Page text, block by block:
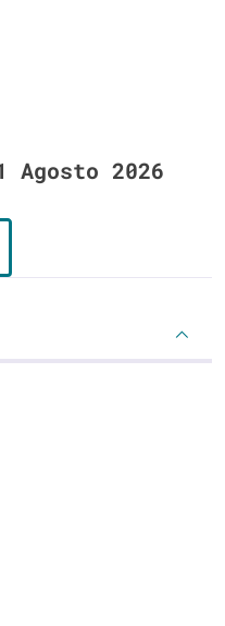
Agosto 2026